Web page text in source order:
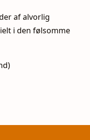
af alvorlig
i den følsomme